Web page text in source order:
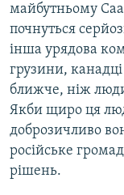
майбутньому
почнуться
інша урядова
грузини, канадці
ближче, ніж
Якби щиро ця
доброзичливо
російське
рішень.